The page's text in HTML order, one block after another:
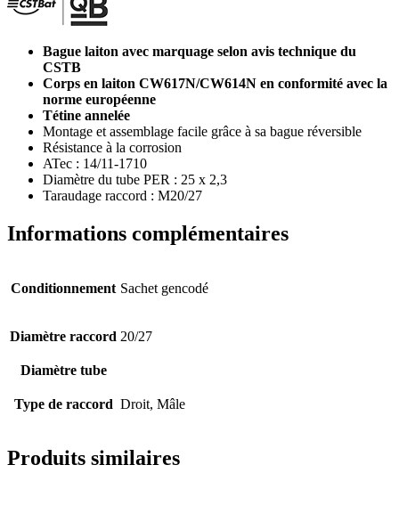
Bague laiton avec marquage selon avis technique du
CSTB
Corps en laiton CW617N/CW614N en conformité avec la
norme européenne
Tétine annelée
Montage et assemblage facile grâce à sa bague réversible
Résistance à la corrosion
ATec : 14/11-1710
Diamètre du tube PER : 25 x 2,3
Taraudage raccord : M20/27
Informations complémentaires
Conditionnement Sachet gencodé
Diamètre raccord 20/27
Diamètre tube
Type de raccord Droit, Mâle
Produits similaires